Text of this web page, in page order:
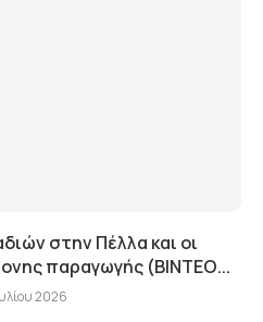
στην Πέλλα και οι
παραγωγής (ΒΙΝΤΕΟ...
2026